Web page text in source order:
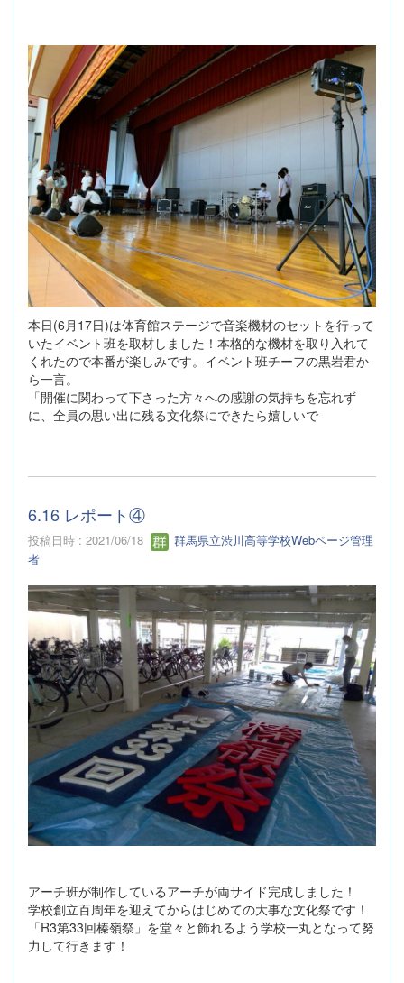
本日(6月17日)は体育館ステージで音楽機材のセットを行って
いたイベント班を取材しました！本格的な機材を取り入れて
くれたので本番が楽しみです。イベント班チーフの黒岩君か
ら一言。
「開催に関わって下さった方々への感謝の気持ちを忘れず
に、全員の思い出に残る文化祭にできたら嬉しいで
6.16 レポート④
投稿日時 : 2021/06/18
群馬県立渋川高等学校Webページ管理
者
アーチ班が制作しているアーチが両サイド完成しました！
学校創立百周年を迎えてからはじめての大事な文化祭です！
「R3第33回榛嶺祭」を堂々と飾れるよう学校一丸となって努
力して行きます！